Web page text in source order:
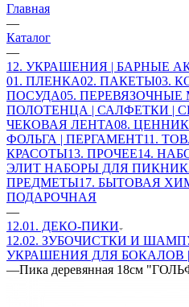
Главная
—
Каталог
—
12. УКРАШЕНИЯ | БАРНЫЕ
01. ПЛЕНКА02. ПАКЕТЫ03.
ПОСУДА05.
ПОЛОТЕНЦА | САЛФЕТКИ |
ЧЕКОВАЯ ЛЕНТА08.
ФОЛЬГА | ПЕРГАМЕНТ11.
КРАСОТЫ13. ПРОЧЕЕ14.
ЭЛИТ НАБОРЫ ДЛЯ
ПРЕДМЕТЫ17. БЫТОВАЯ
ПОДАРОЧНАЯ
—
12.01. ДЕКО-ПИКИ
12.02. ЗУБОЧИСТКИ И
УКРАШЕНИЯ ДЛЯ БОКАЛОВ
—Пика деревянная 18см